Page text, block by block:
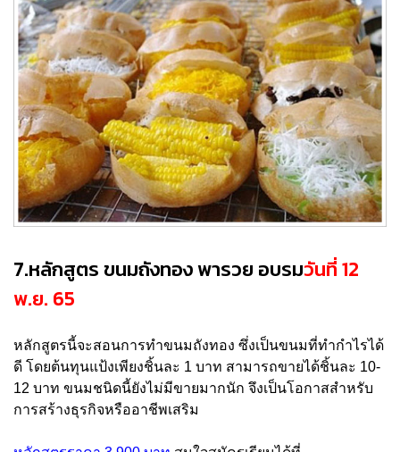
7.หลักสูตร ขนมถังทอง พารวย อบรมวันที่ 12
พ.ย. 65
หลักสูตรนี้จะสอนการทำขนมถังทอง ซึ่งเป็นขนมที่ทำกำไรได้
ดี โดยต้นทุนแป้งเพียงชิ้นละ 1 บาท สามารถขายได้ชิ้นละ 10-
12 บาท ขนมชนิดนี้ยังไม่มีขายมากนัก จึงเป็นโอกาสสำหรับ
การสร้างธุรกิจหรืออาชีพเสริม